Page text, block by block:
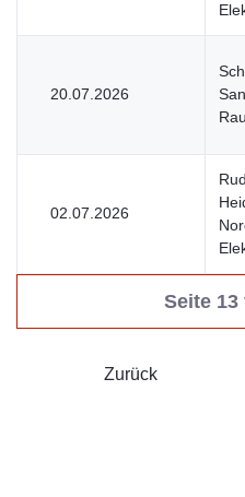
20.07.2026
02.07.2026
Seite 13
Zurück